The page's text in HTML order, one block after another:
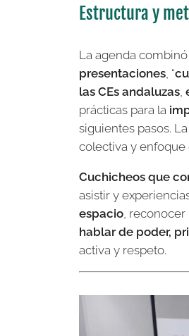
Estructura y
La agenda
presentaciones, “
las CEs andaluzas,
prácticas para la
siguientes pasos.
colectiva y enfoque
Cuchicheos que
asistir y
espacio, reconocer
hablar de poder,
activa y respeto.